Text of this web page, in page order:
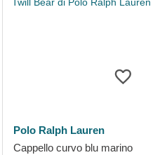
Polo Ralph Lauren
Cappello curvo blu marino